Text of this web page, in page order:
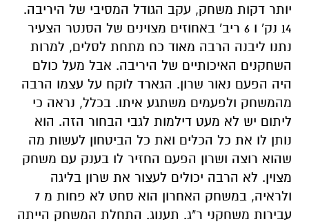
יותר דקות משחק, עקב הגודל המסיבי של היריבה.
14 נק' ו 6 ריב' באחוזים מצוינים של הסנטר הצעיר
נתנו ליבנה הרבה מאוד כח מתחת לסלים, למרות
השחקנים האיכותיים של היריבה. אבל מעל כולם
היה הפעם נאור שרון. הגארד לוקח על עצמו הרבה
מהמשחק ולפעמים משתגע איתו. בכלל, נראה כי
ליתום יש לא מעט דילמות לגבי הבחור הזה. הוא
נותן לו את כל הכלים ואת כל הביטחון לעשות מה
שהוא רוצה ושרון הפעם החזיר לו בענק עם משחק
מצוין. לא הרבה יכולים לעצור את שרון בליגה
ולראיה, במשחק האחרון הוא סחט לא פחות מ 7
עבירות משחקני ר"ג. תענוג. התחלת המשחק הייתה